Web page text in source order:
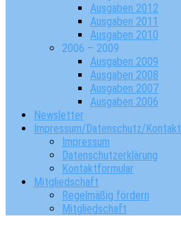
Ausgaben 2012
Ausgaben 2011
Ausgaben 2010
2006 – 2009
Ausgaben 2009
Ausgaben 2008
Ausgaben 2007
Ausgaben 2006
Newsletter
Impressum/Datenschutz/Kontakt
Impressum
Datenschutzerklärung
Kontaktformular
Mitgliedschaft
Regelmäßig fördern
Mitgliedschaft